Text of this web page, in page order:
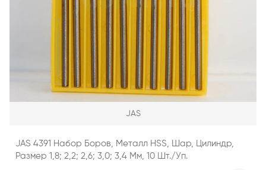
JAS
JAS 4391 Набор Боров, Металл HSS, Шар, Цилиндр,
Размер 1,8; 2,2; 2,6; 3,0; 3,4 Мм, 10 Шт./уп.